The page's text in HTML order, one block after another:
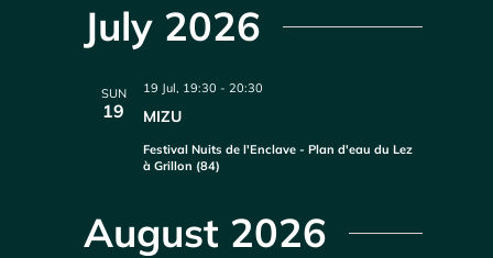
July 2026
SUN
19 MIZU
19 Jul, 19:30 -20:30
Festival Nuits de l'Enclave - Plan d'eau du Lez
à Grillon (84)
August 2026